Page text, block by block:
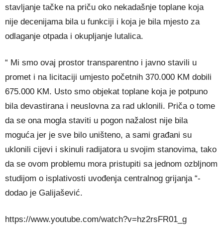
stavljanje tačke na priču oko nekadašnje toplane koja
nije decenijama bila u funkciji i koja je bila mjesto za
odlaganje otpada i okupljanje lutalica.
“ Mi smo ovaj prostor transparentno i javno stavili u
promet i na licitaciji umjesto početnih 370.000 KM dobili
675.000 KM. Usto smo objekat toplane koja je potpuno
bila devastirana i neuslovna za rad uklonili. Priča o tome
da se ona mogla staviti u pogon nažalost nije bila
moguća jer je sve bilo uništeno, a sami građani su
uklonili cijevi i skinuli radijatora u svojim stanovima, tako
da se ovom problemu mora pristupiti sa jednom ozbljnom
studijom o isplativosti uvođenja centralnog grijanja “-
dodao je Galijašević.
https://www.youtube.com/watch?v=hz2rsFR01_g